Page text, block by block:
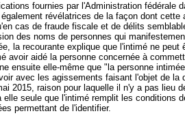
fournies par l'Administration fédérale
révélatrices de la façon dont cette
cas de fraude fiscale et de délits
des noms de personnes qui
la recourante explique que l'intimé ne
avoir aidé la personne concernée à
ensuite elle-même que "la personne
avec les agissements faisant l'objet de la
2015, raison pour laquelle il n'y a pas lieu
elle seule que l'intimé remplit les conditions
permettant de l'identifier.